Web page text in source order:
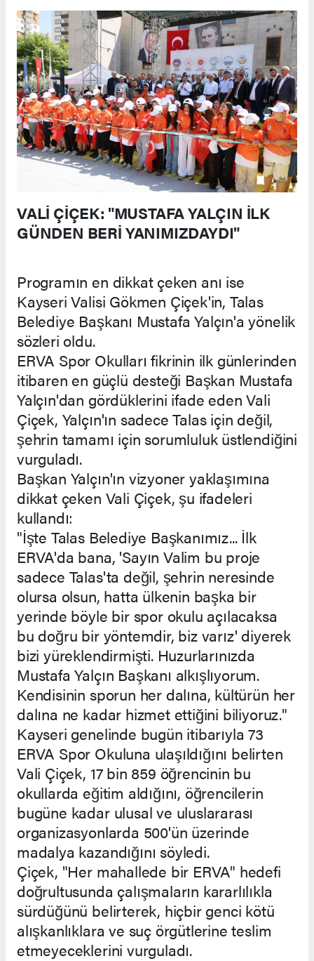
VALİ ÇİÇEK: "MUSTAFA YALÇIN İLK
GÜNDEN BERİ YANIMIZDAYDI"
Programın en dikkat çeken anı ise
Kayseri Valisi Gökmen Çiçek'in, Talas
Belediye Başkanı Mustafa Yalçın'a yönelik
sözleri oldu.
ERVA Spor Okulları fikrinin ilk günlerinden
itibaren en güçlü desteği Başkan Mustafa
Yalçın'dan gördüklerini ifade eden Vali
Çiçek, Yalçın'ın sadece Talas için değil,
şehrin tamamı için sorumluluk üstlendiğini
vurguladı.
Başkan Yalçın'ın vizyoner yaklaşımına
dikkat çeken Vali Çiçek, şu ifadeleri
kullandı:
"İşte Talas Belediye Başkanımız... İlk
ERVA'da bana, 'Sayın Valim bu proje
sadece Talas'ta değil, şehrin neresinde
olursa olsun, hatta ülkenin başka bir
yerinde böyle bir spor okulu açılacaksa
bu doğru bir yöntemdir, biz varız' diyerek
bizi yüreklendirmişti. Huzurlarınızda
Mustafa Yalçın Başkanı alkışlıyorum.
Kendisinin sporun her dalına, kültürün her
dalına ne kadar hizmet ettiğini biliyoruz."
Kayseri genelinde bugün itibarıyla 73
ERVA Spor Okuluna ulaşıldığını belirten
Vali Çiçek, 17 bin 859 öğrencinin bu
okullarda eğitim aldığını, öğrencilerin
bugüne kadar ulusal ve uluslararası
organizasyonlarda 500'ün üzerinde
madalya kazandığını söyledi.
Çiçek, "Her mahallede bir ERVA" hedefi
doğrultusunda çalışmaların kararlılıkla
sürdüğünü belirterek, hiçbir genci kötü
alışkanlıklara ve suç örgütlerine teslim
etmeyeceklerini vurguladı.